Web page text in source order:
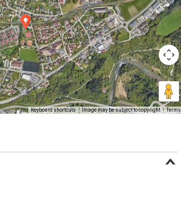
Keyboard shortcuts Image may be subject to copyright Terms